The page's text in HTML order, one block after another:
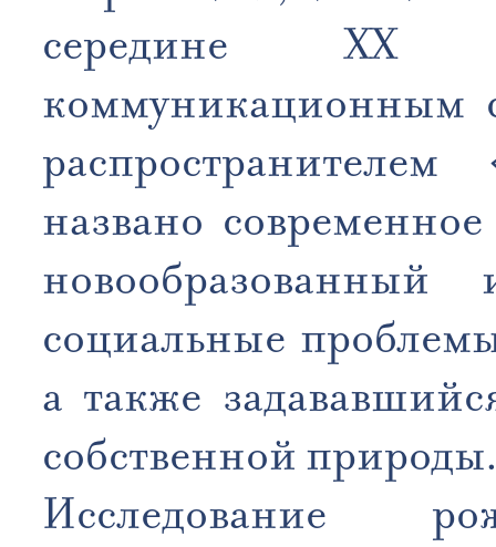
середине
коммуникационным
названо
новообразованный
социальные
а также
собственной
Исследование